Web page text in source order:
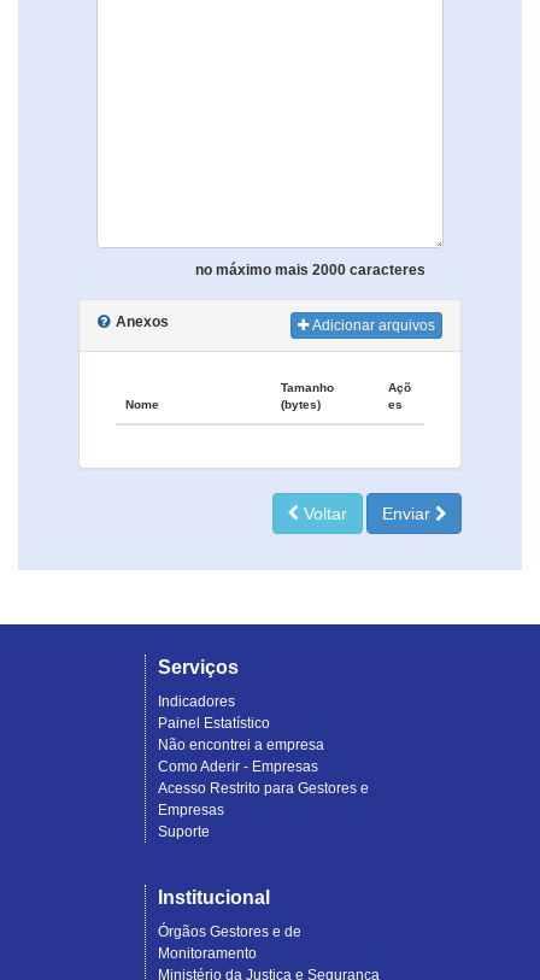
no máximo mais 2000 caracteres
Anexos Adicionar arquivos
Nome
Tamanho
(bytes)
Açõ
es
Voltar Enviar
Serviços
Indicadores
Painel Estatístico
Não encontrei a empresa
Como Aderir - Empresas
Acesso Restrito para Gestores e
Empresas
Suporte
Institucional
Órgãos Gestores e de
Monitoramento
Ministério da Justiça e Segurança